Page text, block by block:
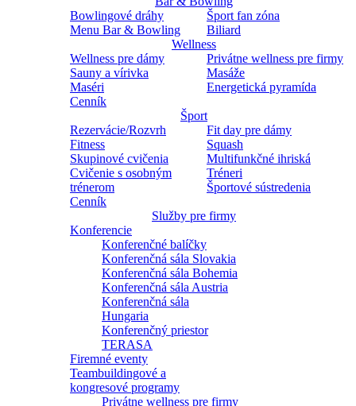
Bowlingové dráhy
Šport fan zóna
Menu Bar & Bowling
Biliard
Wellness
Wellness pre dámy
Privátne wellness pre firmy
Sauny a vírivka
Masáže
Maséri
Energetická pyramída
Cenník
Šport
Rezervácie/Rozvrh
Fit day pre dámy
Fitness
Squash
Skupinové cvičenia
Multifunkčné ihriská
Cvičenie s osobným
trénerom
Tréneri
Športové sústredenia
Cenník
Služby pre firmy
Konferencie
Konferenčné balíčky
Konferenčná sála Slovakia
Konferenčná sála Bohemia
Konferenčná sála Austria
Konferenčná sála
Hungaria
Konferenčný priestor
TERASA
Firemné eventy
Teambuildingové a
kongresové programy
Privátne wellness pre firmy